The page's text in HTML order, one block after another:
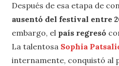
Después de esa etapa de
ausentó del festival entre
embargo, el país regresó
La talentosa Sophia
internamente, conquistó al